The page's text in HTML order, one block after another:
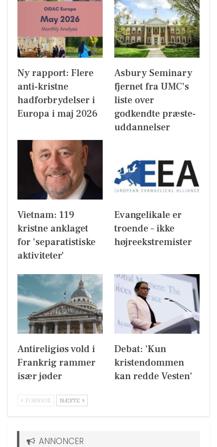
Ny rapport: Flere
anti-kristne
hadforbrydelser i
Europa i maj 2026
Asbury Seminary
fjernet fra UMC’s
liste over
godkendte præste-
uddannelser
Vietnam: 119
kristne anklaget
for ’separatistiske
aktiviteter’
Evangelikale er
troende – ikke
højreekstremister
Antireligiøs vold i
Frankrig rammer
især jøder
Debat: ’Kun
kristendommen
kan redde Vesten’
FORRIGE NÆSTE
ANNONCER